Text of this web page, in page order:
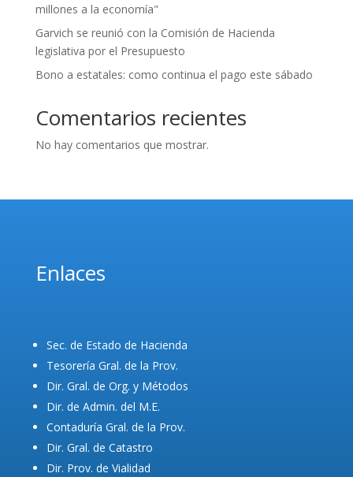
millones a la economía"
Garvich se reunió con la Comisión de Hacienda
legislativa por el Presupuesto
Bono a estatales: como continua el pago este sábado
Comentarios recientes
No hay comentarios que mostrar.
Enlaces
Sec. de Estado de Hacienda
Tesorería Gral. de la Prov.
Dir. Gral. de Org. y Métodos
Dir. de Admin. del M.E.
Contaduría Gral. de la Prov.
Dir. Gral. de Catastro
Dir. Prov. de Vialidad